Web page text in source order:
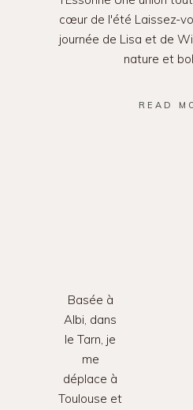
cœur de l'été Laissez-
journée de Lisa et de
nature et
READ
Basée à
Albi, dans
le Tarn, je
me
déplace à
Toulouse et